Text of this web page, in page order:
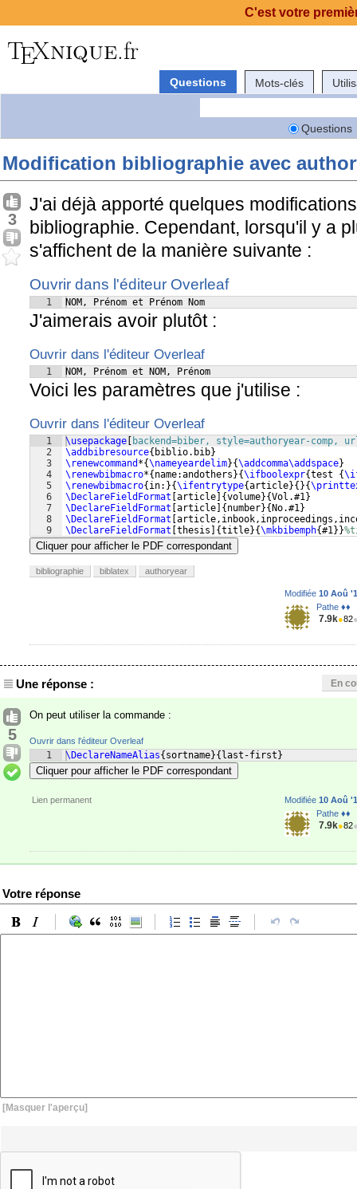
Questions Mots-clés
Questions
Modification bibliographie avec
3
J'ai déjà apporté quelques
bibliographie. Cependant, lorsqu'il y a
s'affichent de la manière suivante :
Ouvrir dans l'éditeur Overleaf
1 NOM, Prénom et Prénom Nom
J'aimerais avoir plutôt :
Ouvrir dans l'éditeur Overleaf
1 NOM, Prénom et NOM, Prénom
Voici les paramètres que j'utilise :
Ouvrir dans l'éditeur Overleaf
1
2
3
4
5
6
7
8
9
\usepackage
backend=biber, style=authoryear-comp,
\addbibresource{ biblio.bib}
\renewcommand *{\nameyeardelim}{\addcomma\addspace}
\renewbibmacro*{ name:andothers }{\ifboolexpr{test {
\renewbibmacro{ in: }{\ifentrytype{article}{ }{
\DeclareFieldFormat article {volume}{Vol.#1}
\DeclareFieldFormat article { number}{ No.#1}
\DeclareFieldFormat
\DeclareFieldFormat thesis {title}{\mkbibemph{#1}}
Cliquer pour afficher le PDF correspondant
bibliographie biblatex authoryear
Modifiée 10 Aoû
Pathe ♦♦
7.9k●82
Une réponse : En
5
On peut utiliser la commande :
Ouvrir dans l'éditeur Overleaf
1 \DeclareNameAlias{ sortname}{ last-first }
Cliquer pour afficher le PDF correspondant
Lien permanent Modifiée 10 Aoû
Pathe ♦♦
7.9k●82
Votre réponse
[Masquer l'aperçu]
C'est votre